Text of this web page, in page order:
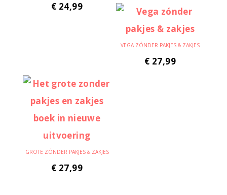
€ 24,99
VEGA ZÓNDER PAKJES & ZAKJES
€ 27,99
GROTE ZÓNDER PAKJES & ZAKJES
€ 27,99